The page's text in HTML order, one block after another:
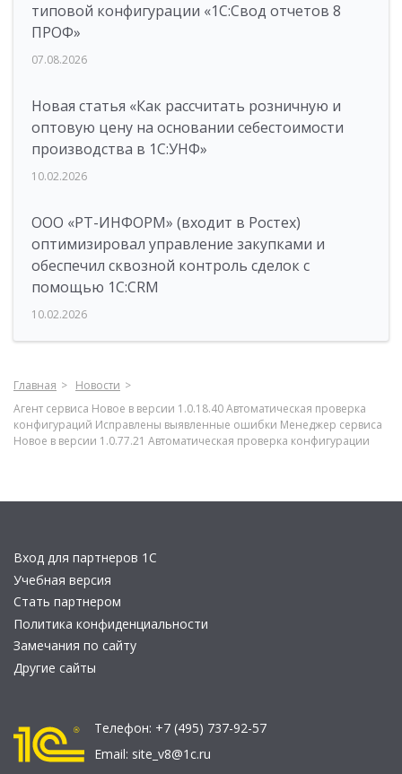
типовой конфигурации «1C:Свод отчетов 8
ПРОФ»
07.08.2026
Новая статья «Как рассчитать розничную и
оптовую цену на основании себестоимости
производства в 1С:УНФ»
10.02.2026
ООО «РТ-ИНФОРМ» (входит в Ростех)
оптимизировал управление закупками и
обеспечил сквозной контроль сделок с
помощью 1С:CRM
10.02.2026
Главная
Новости
Агент сервиса Новое в версии 1.0.18.40 Автоматическая проверка
конфигураций Исправлены выявленные ошибки Менеджер сервиса
Новое в версии 1.0.77.21 Автоматическая проверка конфигурации
Вход для партнеров 1С
Учебная версия
Стать партнером
Политика конфиденциальности
Замечания по сайту
Другие сайты
Телефон: +7 (495) 737-92-57
Email: site_v8@1c.ru